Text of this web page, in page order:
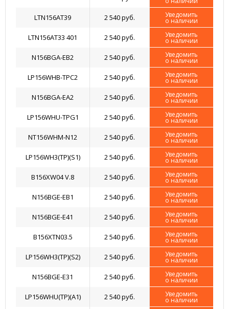
LTN156AT39 2 540 руб. Уведомить
о наличии
LTN156AT33 401 2 540 руб. Уведомить
о наличии
N156BGA-EB2 2 540 руб. Уведомить
о наличии
LP156WHB-TPC2 2 540 руб. Уведомить
о наличии
N156BGA-EA2 2 540 руб. Уведомить
о наличии
LP156WHU-TPG1 2 540 руб. Уведомить
о наличии
NT156WHM-N12 2 540 руб. Уведомить
о наличии
LP156WH3(TP)(S1) 2 540 руб. Уведомить
о наличии
B156XW04 V.8 2 540 руб. Уведомить
о наличии
N156BGE-EB1 2 540 руб. Уведомить
о наличии
N156BGE-E41 2 540 руб. Уведомить
о наличии
B156XTN03.5 2 540 руб. Уведомить
о наличии
LP156WH3(TP)(S2) 2 540 руб. Уведомить
о наличии
N156BGE-E31 2 540 руб. Уведомить
о наличии
LP156WHU(TP)(A1) 2 540 руб. Уведомить
о наличии